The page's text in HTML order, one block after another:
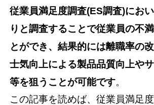
従業員満足度調査(ES調査)にお
りと調査することで従業員の不
とができ、結果的には離職率の
士気向上による製品品質向上や
等を狙うことが可能です。
この記事を読めば、従業員満足